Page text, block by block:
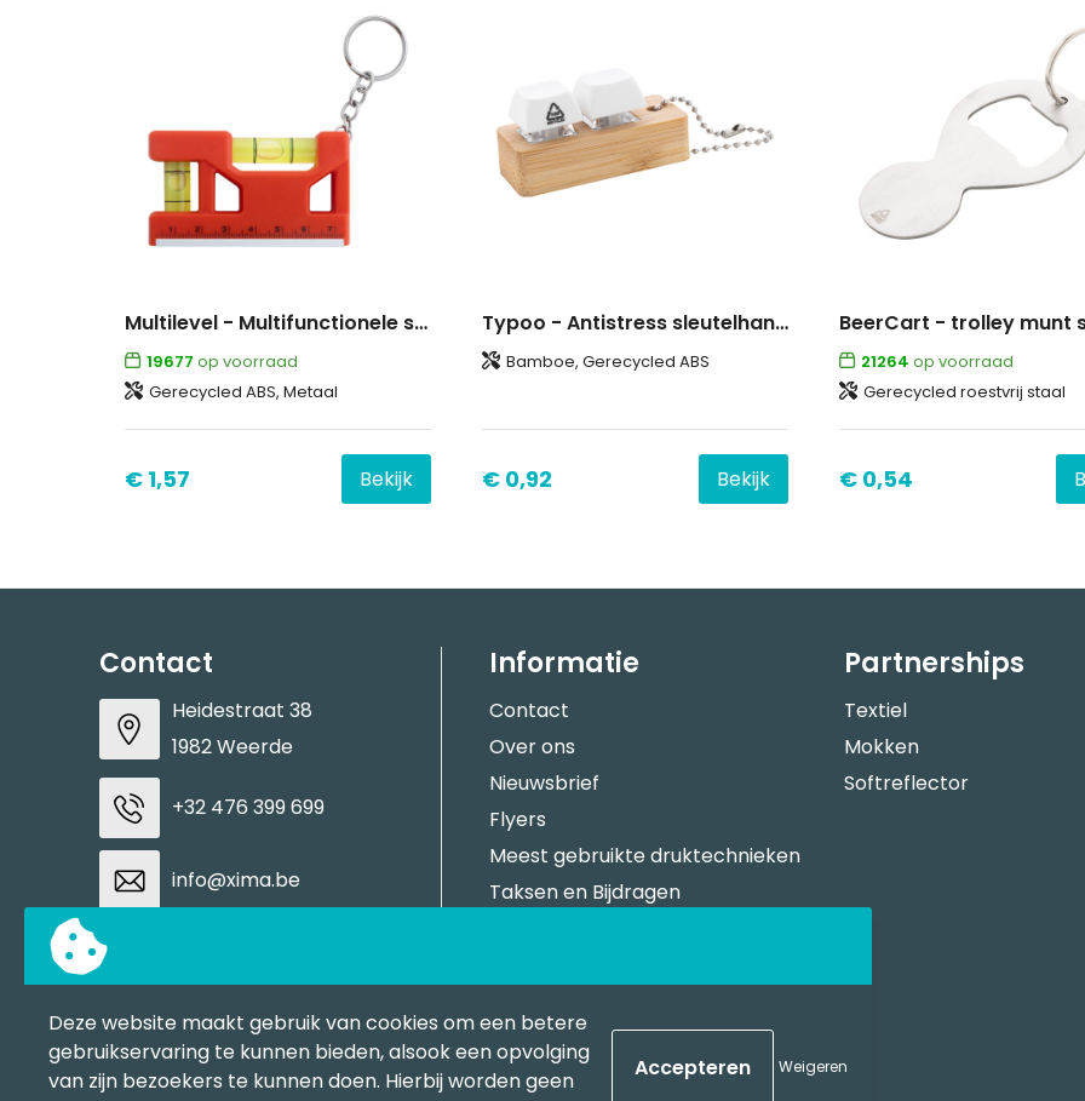
Multilevel - Multifunctionele sleutelhanger
19677 op voorraad
Gerecycled ABS, Metaal
€ 1,57 Bekijk
Typoo - Antistress sleutelhanger
Bamboe, Gerecycled ABS
€ 0,92 Bekijk
21264 op voorraad
Gerecycled roestvrij staal
€ 0,54
Contact
Heidestraat 38
1982 Weerde
+32 476 399 699
info@xima.be
Contacteer ons
Informatie
Contact
Over ons
Nieuwsbrief
Flyers
Meest gebruikte druktechnieken
Taksen en Bijdragen
BAPP
Partnerships
Textiel
Mokken
Softreflector
Deze website maakt gebruik van cookies om een betere
gebruikservaring te kunnen bieden, alsook een opvolging
van zijn bezoekers te kunnen doen. Hierbij worden geen
Weigeren